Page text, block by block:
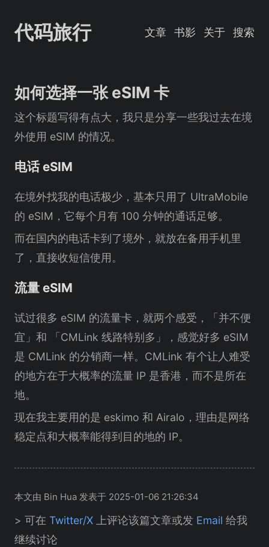
代码旅行 文章 书影 关于 搜索
如何选择一张 eSIM 卡
这个标题写得有点大，我只是分享一些我过去在境
外使用 eSIM 的情况。
电话 eSIM
在境外找我的电话极少，基本只用了 UltraMobile
的 eSIM，它每个月有 100 分钟的通话足够。
而在国内的电话卡到了境外，就放在备用手机里
了，直接收短信使用。
流量 eSIM
试过很多 eSIM 的流量卡，就两个感受，「并不便
宜」和 「CMLink 线路特别多」，感觉好多 eSIM
是 CMLink 的分销商一样。CMLink 有个让人难受
的地方在于大概率的流量 IP 是香港，而不是所在
地。
现在我主要用的是 eskimo 和 Airalo，理由是网络
稳定点和大概率能得到目的地的 IP。
本文由 Bin Hua 发表于 2025-01-06 21:26:34
> 可在 Twitter/X 上评论该篇文章或发 Email 给我
继续讨论